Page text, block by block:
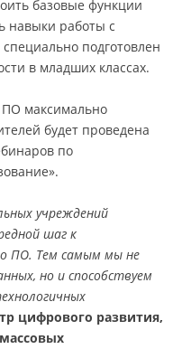
базовые функции
навыки работы с
подготовлен
в младших классах.
ПО максимально
будет проведена
по
учреждений
шаг к
ПО. Тем самым мы не
но и способствуем
цифрового развития,